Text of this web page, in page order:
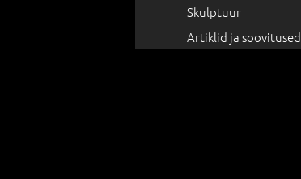
Skulptuur
Artiklid ja soovitused